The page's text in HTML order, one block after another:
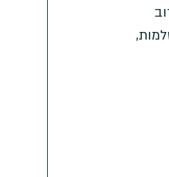
השניה לבין 30 שניות שלמות,